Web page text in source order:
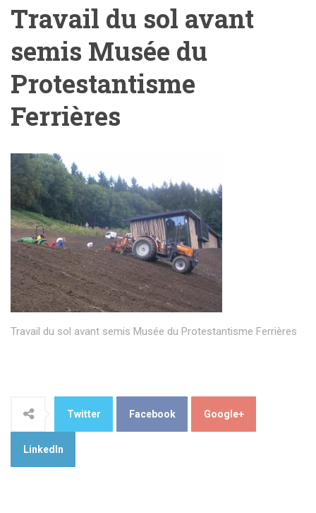
Travail du sol avant
semis Musée du
Protestantisme
Ferrières
Travail du sol avant semis Musée du Protestantisme Ferrières
Twitter Facebook Google+
LinkedIn